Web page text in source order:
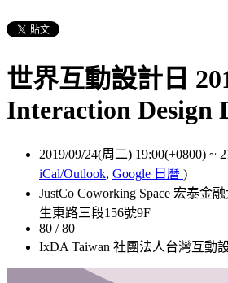
世界互動設計日
Interaction Design
2019/09/24(周二) 19:00(+0800) ~
iCal/Outlook, Google 日曆 )
JustCo Coworking Space 宏泰金
生東路三段156號9F
80 / 80
IxDA Taiwan 社團法人台灣互動